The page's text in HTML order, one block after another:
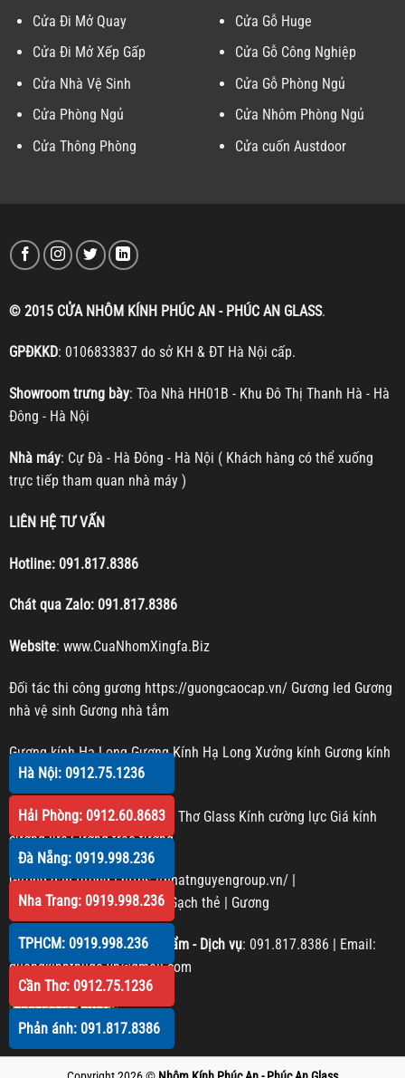
Cửa Đi Mở Quay
Cửa Đi Mở Xếp Gấp
Cửa Nhà Vệ Sinh
Cửa Phòng Ngủ
Cửa Thông Phòng
Cửa Gỗ Huge
Cửa Gỗ Công Nghiệp
Cửa Gỗ Phòng Ngủ
Cửa Nhôm Phòng Ngủ
Cửa cuốn Austdoor
© 2015 CỬA NHÔM KÍNH PHÚC AN - PHÚC AN GLASS.
GPĐKKD: 0106833837 do sở KH & ĐT Hà Nội cấp.
Showroom trưng bày: Tòa Nhà HH01B - Khu Đô Thị Thanh Hà - Hà
Đông - Hà Nội
Nhà máy: Cự Đà - Hà Đông - Hà Nội ( Khách hàng có thể xuống
trực tiếp tham quan nhà máy )
LIÊN HỆ TƯ VẤN
Hotline: 091.817.8386
Chát qua Zalo: 091.817.8386
Website: www.CuaNhomXingfa.Biz
Đối tác thi công gương https://guongcaocap.vn/ Gương led Gương
nhà vệ sinh Gương nhà tắm
Gương kính Hạ LongGương Kính Hạ Long Xưởng kính Gương kính
Gương trang trí
Kính cường lực Cần ThơCần Thơ GlassKính cường lực Giá kính
cường lực Gương treo tường
Gương dán tường|https://nhatnguyengroup.vn/|
https://phucanglass.com/| Gạch thẻ Gương
Phản hồi Chất lượng sản phẩm - Dịch vụ: 091.817.8386 | Email:
guongkinhthudo.vn@gmail.com
Hà Nội: 0912.75.1236
Hải Phòng: 0912.60.8683
Đà Nẵng: 0919.998.236
Nha Trang: 0919.998.236
TPHCM: 0919.998.236
Cần Thơ: 0912.75.1236
Phản ánh: 091.817.8386